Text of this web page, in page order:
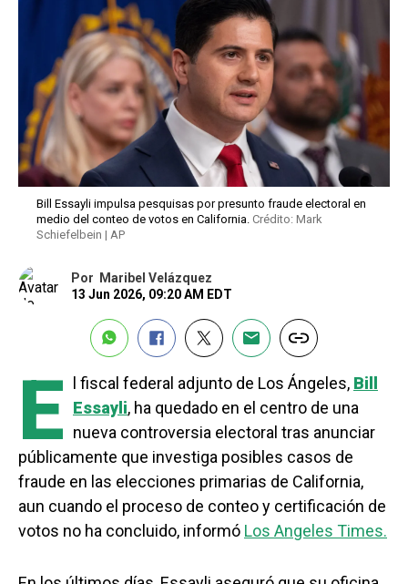
Bill Essayli impulsa pesquisas por presunto fraude electoral en
medio del conteo de votos en California. Crédito: Mark
Schiefelbein | AP
Por
Maribel Velázquez
13 Jun 2026, 09:20 AM EDT
E l fiscal federal adjunto de Los Ángeles, Bill
Essayli, ha quedado en el centro de una
nueva controversia electoral tras anunciar
públicamente que investiga posibles casos de
fraude en las elecciones primarias de California,
aun cuando el proceso de conteo y certificación de
votos no ha concluido, informó Los Angeles Times.